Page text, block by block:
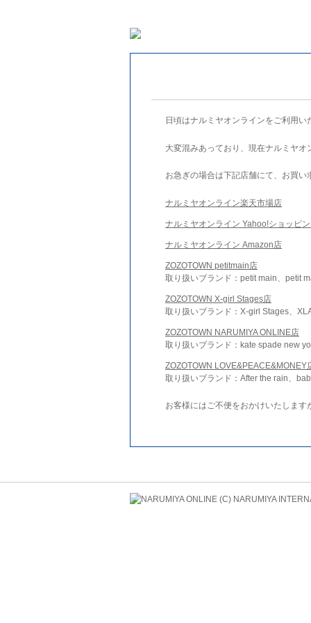
日頃はナルミヤオンラインをご利用い
大変混みあっており、現在ナルミヤオ
お急ぎの場合は下記店舗にて、お買い
ナルミヤオンライン楽天市場店
ナルミヤオンライン Yahoo!ショッピ
ナルミヤオンライン Amazon店
ZOZOTOWN petitmain店
取り扱いブランド：petit main、petit
ZOZOTOWN X-girl Stages店
取り扱いブランド：X-girl Stages、
ZOZOTOWN NARUMIYA ONLINE店
取り扱いブランド：kate spade new
ZOZOTOWN LOVE&PEACE&MONEY
取り扱いブランド：After the rain、
お客様にはご不便をおかけいたします